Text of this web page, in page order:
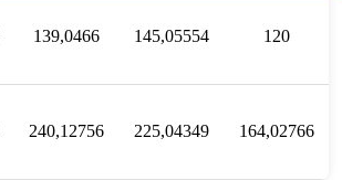
139,0466 145,05554
120
240,12756 225,04349
164,02766